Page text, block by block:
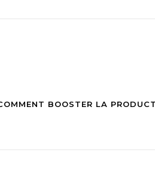
BOOSTER LA